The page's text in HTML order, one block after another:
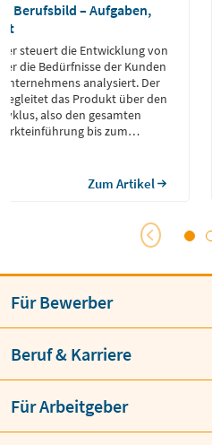
Berufsbild – Aufgaben,
steuert die Entwicklung von
die Bedürfnisse der Kunden
analysiert. Der
das Produkt über den
also den gesamten
bis zum
Zum Artikel
Für Bewerber
Beruf & Karriere
Für Arbeitgeber